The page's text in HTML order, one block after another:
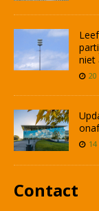
niet
Contact